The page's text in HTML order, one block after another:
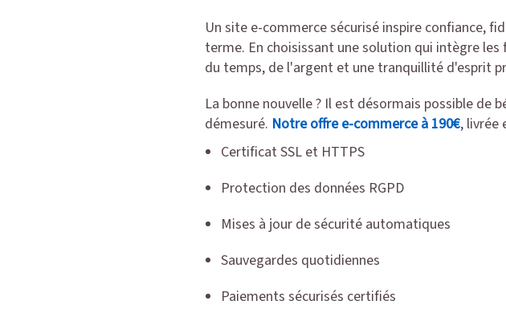
Un site e-commerce sécurisé inspire confiance,
terme. En choisissant une solution qui intègre
du temps, de l'argent et une tranquillité d'esprit
La bonne nouvelle ? Il est désormais possible de
démesuré. Notre offre e-commerce à 190€, livrée
Certificat SSL et HTTPS
Protection des données RGPD
Mises à jour de sécurité automatiques
Sauvegardes quotidiennes
Paiements sécurisés certifiés